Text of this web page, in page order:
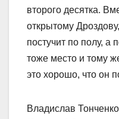
второго десятка.
открытому
постучит по полу, а
тоже место и тому
это хорошо, что он
Владислав Тонченко